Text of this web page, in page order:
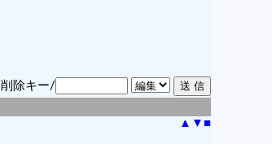
削除キー/
▲ ▼ ■